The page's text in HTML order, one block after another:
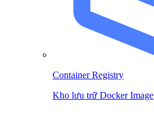
Container Registry
Kho lưu trữ Docker Image